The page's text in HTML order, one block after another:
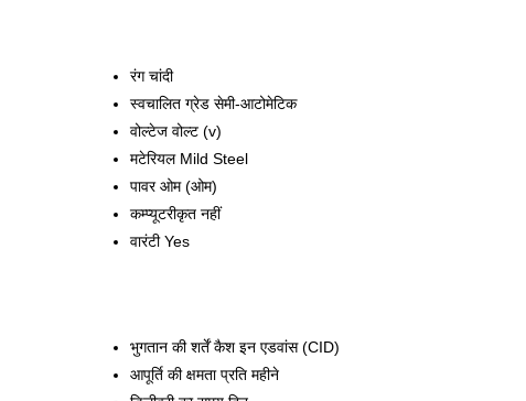
रंग चांदी
स्वचालित ग्रेड सेमी-आटोमेटिक
वोल्टेज वोल्ट (v)
मटेरियल Mild Steel
पावर ओम (ओम)
कम्प्यूटरीकृत नहीं
वारंटी Yes
भुगतान की शर्तें कैश इन एडवांस (CID)
आपूर्ति की क्षमता प्रति महीने